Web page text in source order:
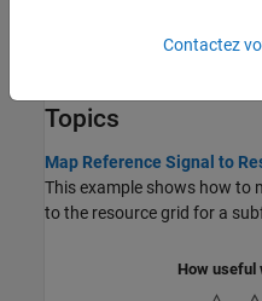
Topics
Map Reference Signal to
This example shows how to
to the resource grid for a
How useful
Contactez